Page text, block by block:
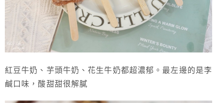
紅豆牛奶、芋頭牛奶、花生牛奶都超濃郁。最左邊的是李
鹹口味，酸甜甜很解膩